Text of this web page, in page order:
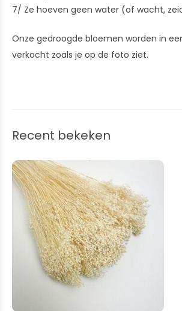
7/ Ze hoeven geen water (of wacht,
Onze gedroogde bloemen worden in
verkocht zoals je op de foto ziet.
Recent bekeken